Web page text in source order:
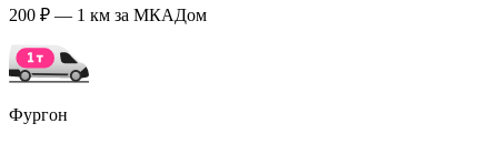
200 ₽ — 1 км за МКАДом
Фургон